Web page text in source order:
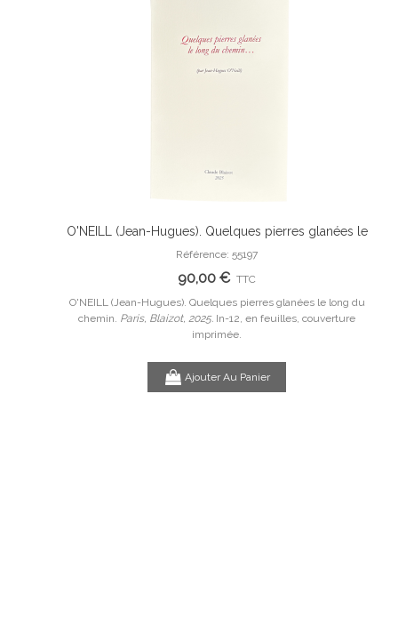
Ajouter Au Panier
O'NEILL (Jean-Hugues). Quelques pierres glanées le
long du chemin.
Référence: 55197
90,00 € TTC
O'NEILL (Jean-Hugues). Quelques pierres glanées le long du
chemin. Paris, Blaizot, 2025. In-12, en feuilles, couverture
imprimée.
Ajouter Au Panier